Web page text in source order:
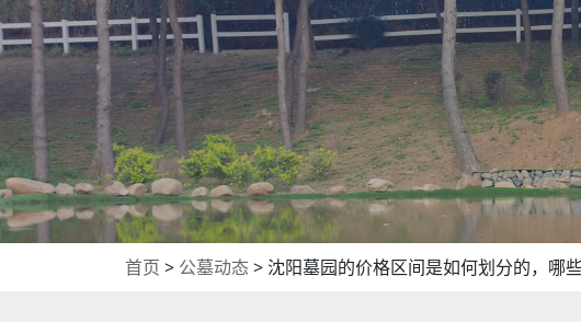
首页 > 公墓动态> 沈阳墓园的价格区间是如何划分的，哪